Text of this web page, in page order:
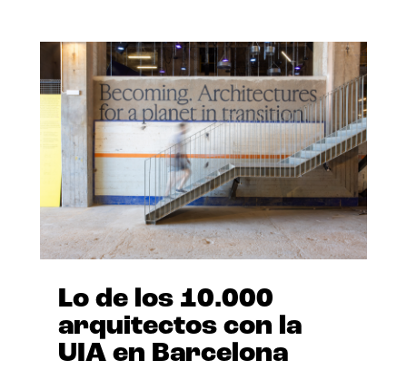
Lo de los 10.000
arquitectos con la
UIA en Barcelona